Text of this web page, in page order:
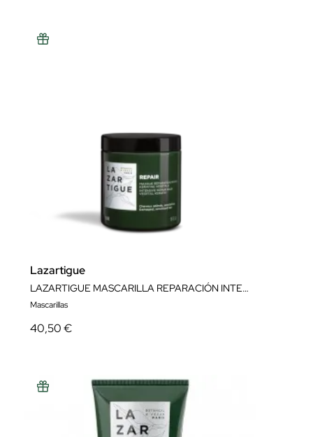
Lazartigue
LAZARTIGUE MASCARILLA REPARACIÓN INTENSA 250ML
Mascarillas
40,50 €